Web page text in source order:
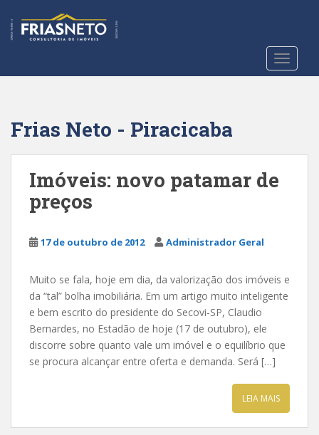
t
Frias Neto - Piracicaba
Imóveis: novo patamar de
preços
17 de outubro de 2012 Administrador Geral
Muito se fala, hoje em dia, da valorização dos imóveis e
da “tal” bolha imobiliária. Em um artigo muito inteligente
e bem escrito do presidente do Secovi-SP, Claudio
Bernardes, no Estadão de hoje (17 de outubro), ele
discorre sobre quanto vale um imóvel e o equilíbrio que
se procura alcançar entre oferta e demanda. Será […]
LEIA MAIS